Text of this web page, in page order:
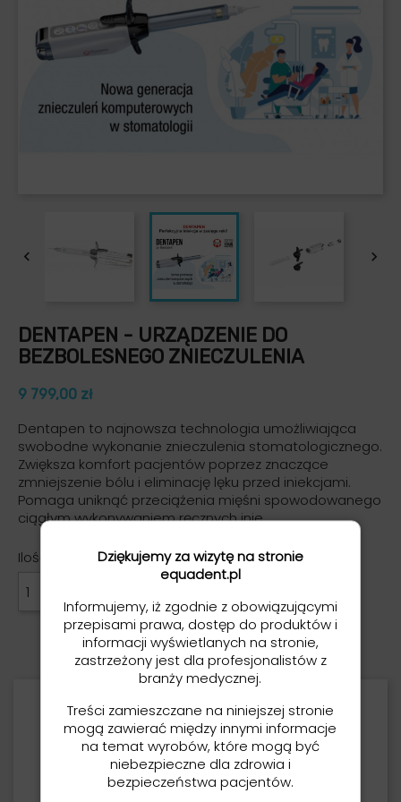
 
DENTAPEN - URZĄDZENIE DO
BEZBOLESNEGO ZNIECZULENIA
9 799,00 zł
Dentapen to najnowsza technologia umożliwiająca
swobodne wykonanie znieczulenia stomatologicznego.
Zwiększa komfort pacjentów poprzez znaczące
zmniejszenie bólu i eliminację lęku przed iniekcjami.
Pomaga uniknąć przeciążenia mięśni spowodowanego
ciągłym wykonywaniem ręcznych inie
Ilość
Opis
Dentapen to najnowsza technologia
umożliwiająca swobodne wykonanie
znieczulenia stomatologicznego.
Dziękujemy za wizytę na stronie
equadent.pl
Informujemy, iż zgodnie z obowiązującymi
przepisami prawa, dostęp do produktów i
informacji wyświetlanych na stronie,
zastrzeżony jest dla profesjonalistów z
branży medycznej.
Treści zamieszczane na niniejszej stronie
mogą zawierać między innymi informacje
na temat wyrobów, które mogą być
niebezpieczne dla zdrowia i
bezpieczeństwa pacjentów.